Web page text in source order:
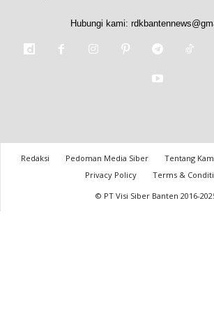
Hubungi kami:
Redaksi Pedoman Media Siber Tentang
Privacy Policy
Terms &
© PT Visi Siber Banten 2016-